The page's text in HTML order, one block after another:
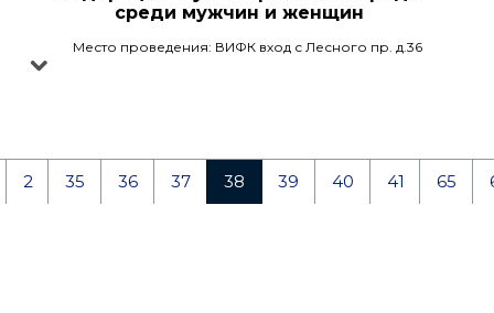
среди мужчин и женщин
Место проведения: ВИФК вход с Лесного пр. д.36
2 35 36 37 38 39 40 41 65